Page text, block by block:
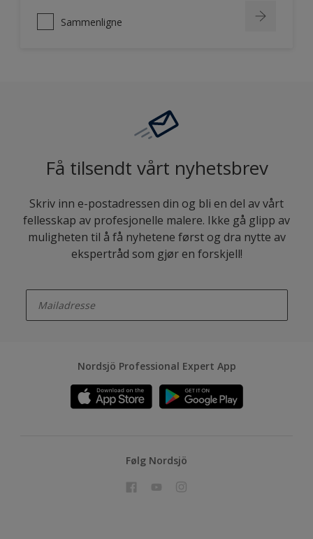
Sammenligne
Få tilsendt vårt nyhetsbrev
Skriv inn e-postadressen din og bli en del av vårt
fellesskap av profesjonelle malere. Ikke gå glipp av
muligheten til å få nyhetene først og dra nytte av
ekspertråd som gjør en forskjell!
Nordsjö Professional Expert App
Følg Nordsjö